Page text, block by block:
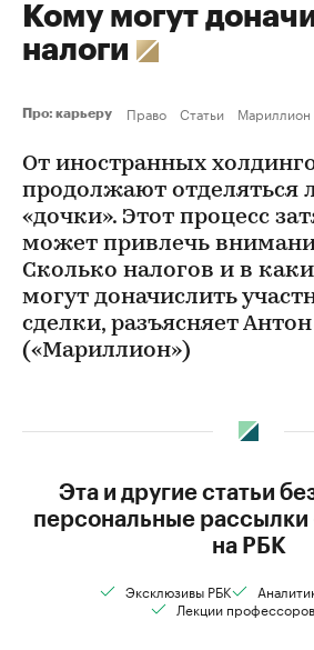
Кому могут
налоги
Про: карьеру Право Статьи Мариллион
От иностранных
продолжают отделяться
«дочки». Этот процесс
может привлечь
Сколько налогов и в
могут доначислить
сделки, разъясняет
(«Мариллион»)
Эта и другие статьи
персональные
на РБК
Эксклюзивы РБК
Лекции